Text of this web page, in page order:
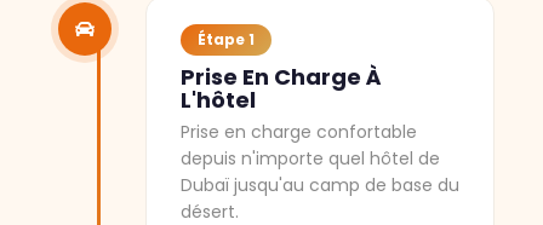
Étape 1
Prise En Charge À
L'hôtel
Prise en charge confortable
depuis n'importe quel hôtel de
Dubaï jusqu'au camp de base du
désert.